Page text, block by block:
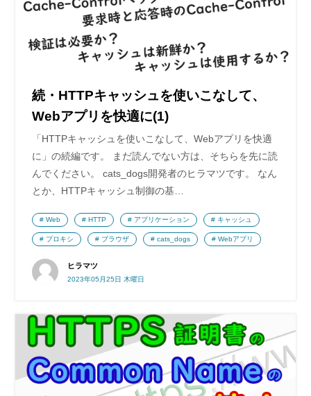
続・HTTPキャッシュを使いこなして、
Webアプリを快適に(1)
「HTTPキャッシュを使いこなして、Webアプリを快適
に」の続編です。 まだ読んでない方は、そちらを先に読
んでください。 cats_dogs開発者のヒラマツです。 なん
とか、HTTPキャッシュ制御の基…
ヒラマツ
2023年05月25日 木曜日
Web HTTP アプリケーション キャッシュ
プロキシ ブラウザ cats_dogs Webアプリ